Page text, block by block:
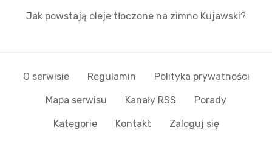
Jak powstają oleje tłoczone na zimno Kujawski?
O serwisie Regulamin Polityka prywatności
Mapa serwisu Kanały RSS Porady
Kategorie Kontakt Zaloguj się